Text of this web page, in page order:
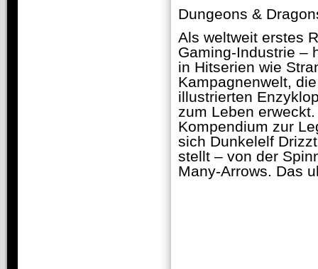
Dungeons &
Als weltweit erstes
Gaming-Industrie –
in Hitserien wie
Kampagnenwelt,
illustrierten
zum Leben
Kompendium zur
sich Dunkelelf
stellt – von der
Many-Arrows. Das